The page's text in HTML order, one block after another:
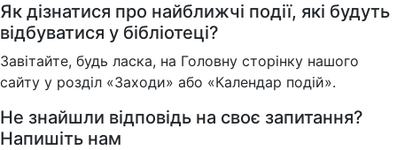
Як дізнатися про найближчі події, які будуть
відбуватися у бібліотеці?
Завітайте, будь ласка, на Головну сторінку нашого
сайту у розділ «Заходи» або «Календар подій».
Не знайшли відповідь на своє запитання?
Напишіть нам